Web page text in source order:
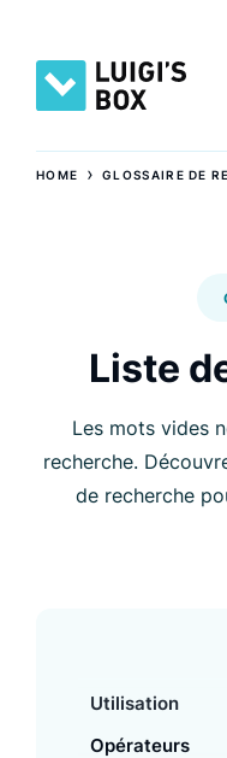
HOME ›GLOSSAIRE DE
Liste
Les mots vides
recherche.
de recherche
Utilisation
Opérateurs